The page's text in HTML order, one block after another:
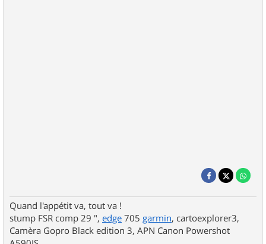
Quand l'appétit va, tout va !
stump FSR comp 29 ", edge 705 garmin, cartoexplorer3,
Camèra Gopro Black edition 3, APN Canon Powershot